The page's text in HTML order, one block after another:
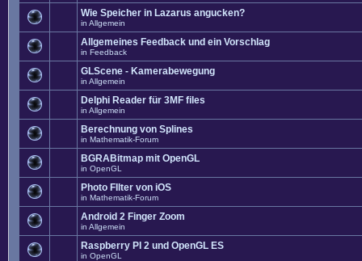
Wie Speicher in Lazarus angucken?
in Allgemein
Allgemeines Feedback und ein Vorschlag
in Feedback
GLScene - Kamerabewegung
in Allgemein
Delphi Reader für 3MF files
in Allgemein
Berechnung von Splines
in Mathematik-Forum
BGRABitmap mit OpenGL
in OpenGL
Photo FIlter von iOS
in Mathematik-Forum
Android 2 Finger Zoom
in Allgemein
Raspberry PI 2 und OpenGL ES
in OpenGL